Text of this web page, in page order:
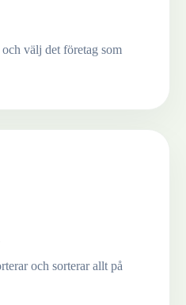
välj det företag som
och sorterar allt på